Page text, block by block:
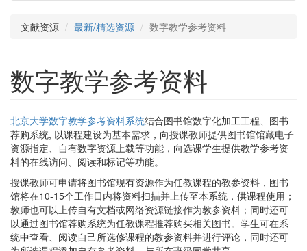
文献资源 最新/精选资源 数字教学参考资料
数字教学参考资料
北京大学数字教学参考资料系统结合图书馆数字化加工工程、图书
荐购系统, 以课程建设为基本需求，向授课教师提供图书馆馆藏电子
资源指定、自有数字资源上载等功能，向选课学生提供教学参考资
料的在线访问、阅读和标记等功能。
授课教师可申请将图书馆现有资源作为任教课程的教参资料，图书
馆将在10-15个工作日内将资料扫描并上传至本系统，供课程使用；
教师也可以上传自有文档或网络资源链接作为教参资料；同时还可
以通过图书馆荐购系统为任教课程推荐购买相关图书。学生可在系
统中查看、阅读自己所选修课程的教参资料并进行评论，同时还可